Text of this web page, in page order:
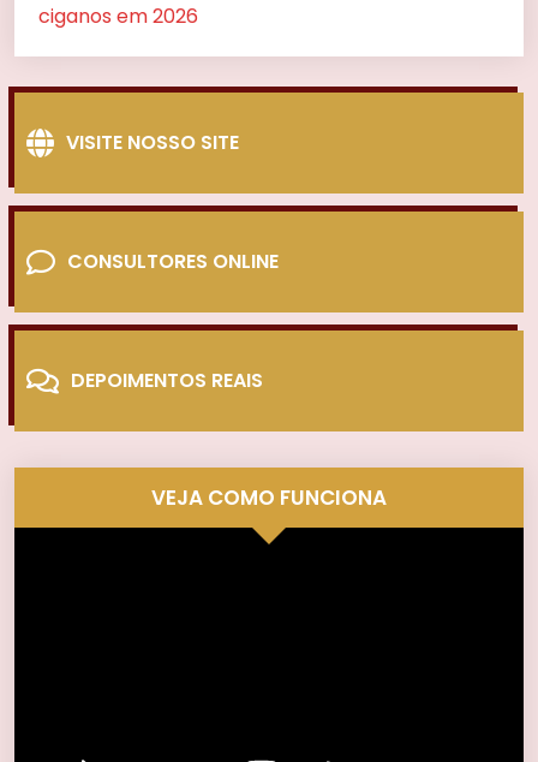
ciganos em 2026
VISITE NOSSO SITE
CONSULTORES ONLINE
DEPOIMENTOS REAIS
VEJA COMO FUNCIONA